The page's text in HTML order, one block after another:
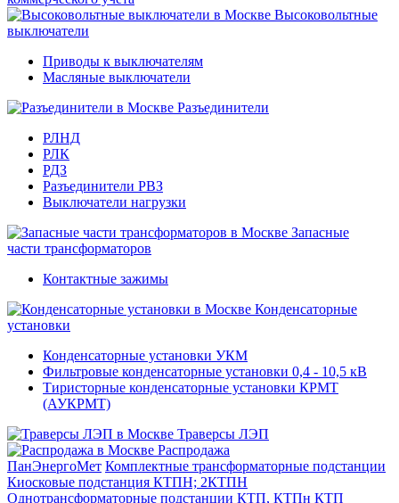
Высоковольтные
выключатели
Приводы к выключателям
Масляные выключатели
Разъединители
РЛНД
РЛК
РДЗ
Разъединители РВЗ
Выключатели нагрузки
Запасные
части трансформаторов
Контактные зажимы
Конденсаторные
установки
Конденсаторные установки УКМ
Фильтровые конденсаторные установки 0,4 - 10,5 кВ
Тиристорные конденсаторные установки КРМТ
(АУКРМТ)
Траверсы ЛЭП
Распродажа
ПанЭнергоМет Комплектные трансформаторные подстанции
Киосковые подстанция КТПН; 2КТПН
Однотрансформаторные подстанции КТП, КТПн КТП